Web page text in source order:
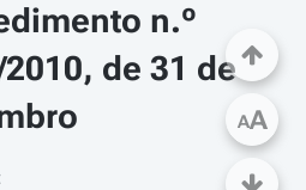
n.º
de 31 de
AA